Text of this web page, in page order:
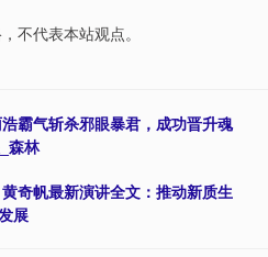
不代表本站观点。
霸气斩杀邪眼暴君，成功晋升魂
森林
奇帆最新演讲全文：推动新质生
展